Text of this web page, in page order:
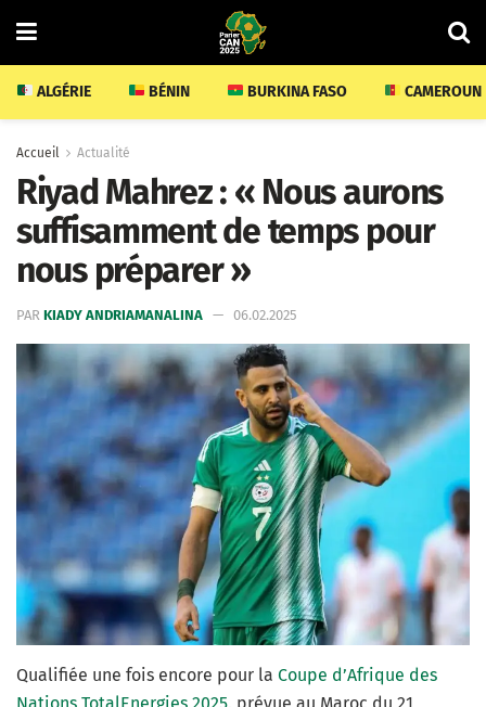
ALGÉRIE BÉNIN BURKINA FASO CAMEROUN
Accueil Actualité
Riyad Mahrez : « Nous aurons
suffisamment de temps pour
nous préparer »
PAR KIADY ANDRIAMANALINA 06.02.2025
Qualifiée une fois encore pour la Coupe d’Afrique des